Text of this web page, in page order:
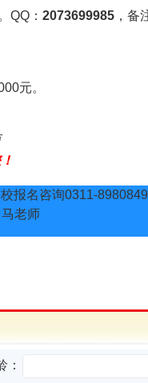
。QQ： 2073699985 ，备
元。
报名咨询0311-
老师
：